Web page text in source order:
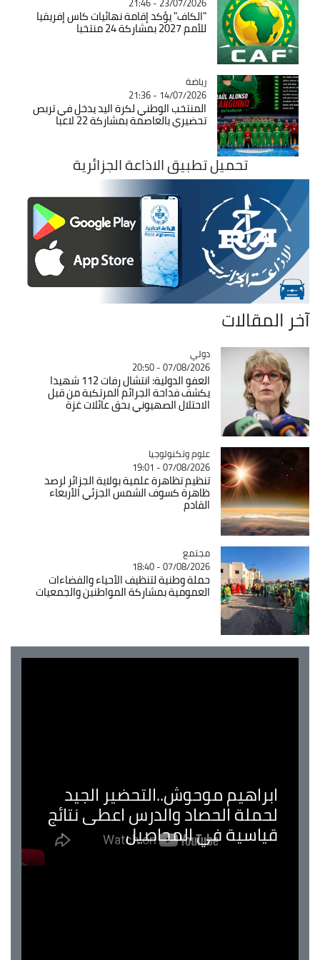
"الكاف" يؤكد إقامة نهائيات كاس إفريقيا
للأمم 2027 بمشاركة 24 منتخبا
Catégorie
رياضة
14/07/2026 - 21:36
المنتخب الوطني لكرة اليد يدخل في تربص
تحضيري بالعاصمة بمشاركة 22 لاعبا
تحميل تطبيق الاذاعة الجزائرية
آخر المقالات
Catégorie
دولي
07/08/2026 - 20:50
العفو الدولية: انتشال رفات 112 شهيدا
يكشف فداحة الجرائم المرتكبة من قبل
الاحتلال الصهيوني بحق عائلات غزة
Catégorie
علوم وتكنولوجيا
07/08/2026 - 19:01
تنظيم تظاهرة علمية بولاية الجزائر لرصد
ظاهرة كسوف الشمس الجزئي الأربعاء
القادم
Catégorie
مجتمع
07/08/2026 - 18:40
حملة وطنية لتنظيف الأحياء والفضاءات
العمومية بمشاركة المواطنين والجمعيات
ابراهيم موحوش..التحضير الجيد
لحملة الحصاد والدرس اعطى نتائج
قياسية في المحاصيل